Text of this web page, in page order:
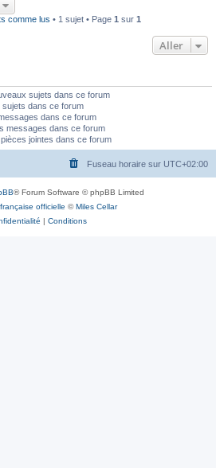
comme lus • 1 sujet • Page 1 sur 1
Aller
sujets dans ce forum
sujets dans ce forum
dans ce forum
messages dans ce forum
jointes dans ce forum
Fuseau horaire sur UTC+02:00
® Forum Software © phpBB Limited
officielle ©Miles Cellar
| Conditions